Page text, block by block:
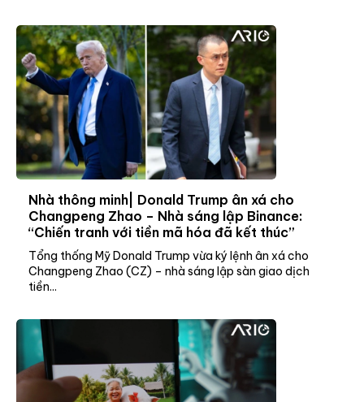
Nhà thông minh| Donald Trump ân xá cho
Changpeng Zhao – Nhà sáng lập Binance:
“Chiến tranh với tiền mã hóa đã kết thúc”
Tổng thống Mỹ Donald Trump vừa ký lệnh ân xá cho
Changpeng Zhao (CZ) – nhà sáng lập sàn giao dịch
tiền...